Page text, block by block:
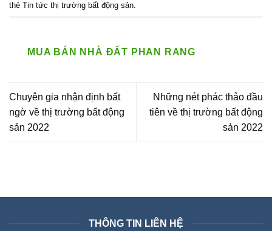
thẻ Tin tức thị trường bất động sản.
MUA BÁN NHÀ ĐẤT PHAN RANG
Chuyên gia nhận định bất
ngờ về thị trường bất động
sản 2022
Những nét phác thảo đầu
tiên về thị trường bất động
sản 2022
THÔNG TIN LIÊN HỆ